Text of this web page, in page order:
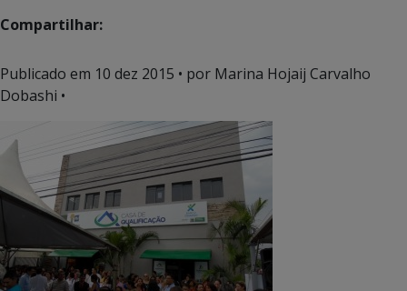
Compartilhar:
Publicado em 10 dez 2015 • por Marina Hojaij Carvalho
Dobashi •